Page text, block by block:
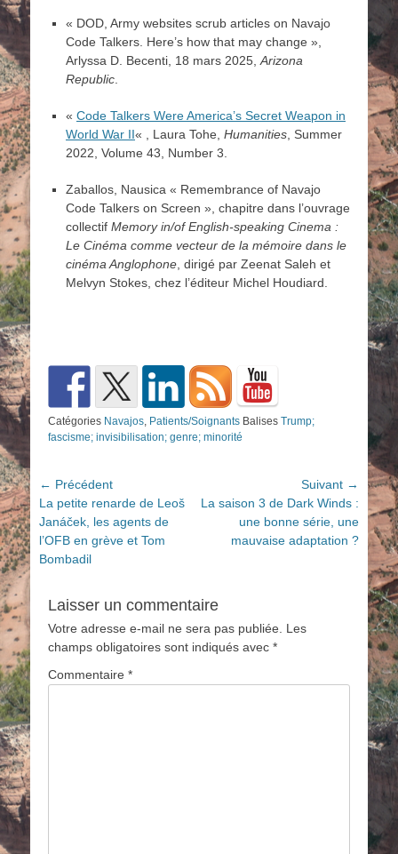
« DOD, Army websites scrub articles on Navajo
Code Talkers. Here’s how that may change »,
Arlyssa D. Becenti, 18 mars 2025, Arizona
Republic
« Code Talkers Were America’s Secret Weapon in
World War II« , Laura Tohe, Humanities , Summer
2022, Volume 43, Number 3.
Zaballos, Nausica « Remembrance of Navajo
Code Talkers on Screen », chapitre dans l’ouvrage
collectif Memory in/of English-speaking Cinema :
Le Cinéma comme vecteur de la mémoire dans le
cinéma Anglophone , dirigé par Zeenat Saleh et
Melvyn Stokes, chez l’éditeur Michel Houdiard.
Catégories Navajos Patients/Soignants Balises Trump;
fascisme; invisibilisation; genre; minorité
Navigation
de
l’article
← Précédent
Article
précédent :
La petite renarde de Leoš
Janáček, les agents de
l’OFB en grève et Tom
Bombadil
Suivant →
Article
suivant :
La saison 3 de Dark Winds :
une bonne série, une
mauvaise adaptation ?
Laisser un commentaire
Votre adresse e-mail ne sera pas publiée.
Les
champs obligatoires sont indiqués avec *
Commentaire *